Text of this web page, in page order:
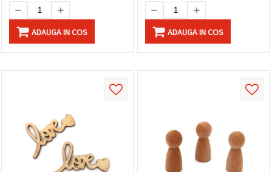
ADAUGA IN COS ADAUGA IN COS